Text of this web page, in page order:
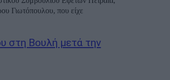
Γιωτόπουλου, που είχε
στη Βουλή μετά την